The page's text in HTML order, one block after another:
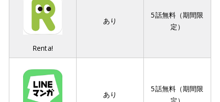
Renta!
あり
5話無料（期間限
定）
あり
5話無料（期間限